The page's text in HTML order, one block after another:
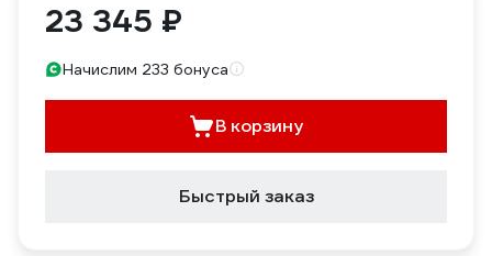
23 345 ₽
Начислим 233 бонуса
В корзину
Быстрый заказ